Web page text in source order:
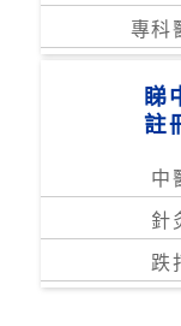
專科
睇
註
中
針
跌